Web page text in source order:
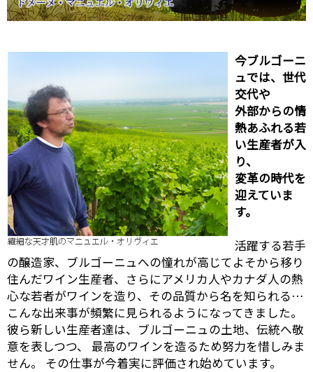
今ブルゴーニ
ュでは、世代
交代や
外部からの情
熱あふれる若
い生産者が入
り、
変革の時代を
迎えていま
す。
活躍する若手
の醸造家、ブルゴーニュへの憧れが高じてよそから移り
住んだワイン生産者、さらにアメリカ人やカナダ人の熱
心な若者がワインを造り、その品質から名を知られる…
こんな出来事が頻繁に見られるようになってきました。
彼ら新しい生産者達は、ブルゴーニュの土地、伝統へ敬
意を表しつつ、 最高のワインを造るため努力を惜しみま
せん。 その仕事が今着実に評価され始めています。